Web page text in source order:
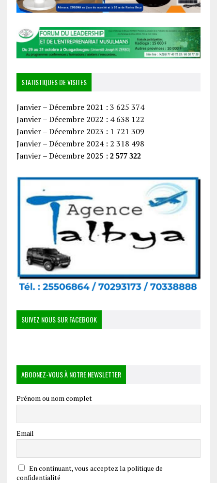
STATISTIQUES DE VISITES
Janvier – Décembre 2021 : 3 625 374
Janvier – Décembre 2022 : 4 638 122
Janvier – Décembre 2023 : 1 721 309
Janvier – Décembre 2024 : 2 318 498
Janvier – Décembre 2025 : 2 577 322
SUIVEZ NOUS SUR FACEBOOK
ABOONEZ-VOUS À NOTRE NEWSLETTER
Prénom ou nom complet
Email
En continuant, vous acceptez la politique de
confidentialité